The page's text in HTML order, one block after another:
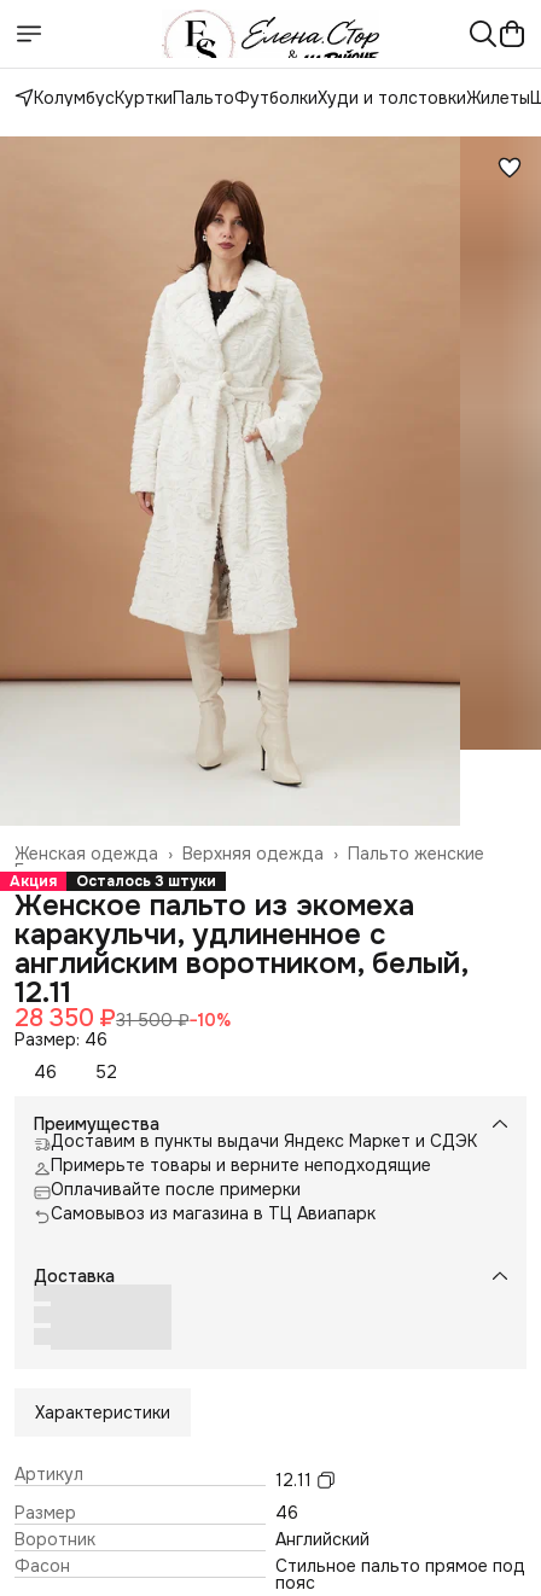
КолумбусКурткиПальтоФутболкиХуди и толстовкиЖилеты
Пальто женские
Верхняя одежда ›
Женская одежда ›
Главная ›
Акция Осталось 3 штуки
Женское пальто из экомеха
каракульчи, удлиненное с
английским воротником, белый,
12.11
28 350 ₽31 500 ₽−10%
Размер: 46
46
52
Преимущества
Доставим в пункты выдачи Яндекс Маркет и СДЭК
Примерьте товары и верните неподходящие
Оплачивайте после примерки
Самовывоз из магазина в ТЦ Авиапарк
Доставка
Характеристики
Артикул
12.11
Размер
46
Воротник
Английский
Фасон
Стильное пальто прямое под
пояс